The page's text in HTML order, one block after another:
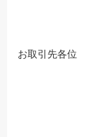
お取引先各位